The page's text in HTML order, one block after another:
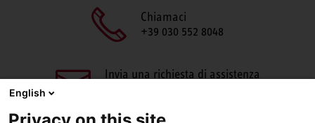
Chiamaci
+39 030 552 8048
Invia una richiesta di assistenza
English